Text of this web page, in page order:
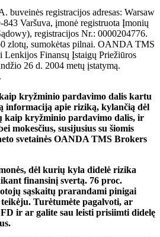
registracijos adresas: Warsaw
Varšuva, įmonė registruota Įmonių
registracijos Nr.: 0000204776.
zlotų, sumokėtas pilnai. OANDA TMS
Finansų Įstaigų Priežiūros
26 d. 2004 metų įstatymą.
kryžminio pardavimo dalis kartu
informaciją apie riziką, kylančią dėl
kaip kryžminio pardavimo dalis, ir
mokesčius, susijusius su šiomis
svetainės OANDA TMS Brokers
dėl kurių kyla didelė rizika
finansinį svertą. 76 proc.
sąskaitų prarandami pinigai
Turėtumėte pagalvoti, ar
ir ar galite sau leisti prisiimti didelę